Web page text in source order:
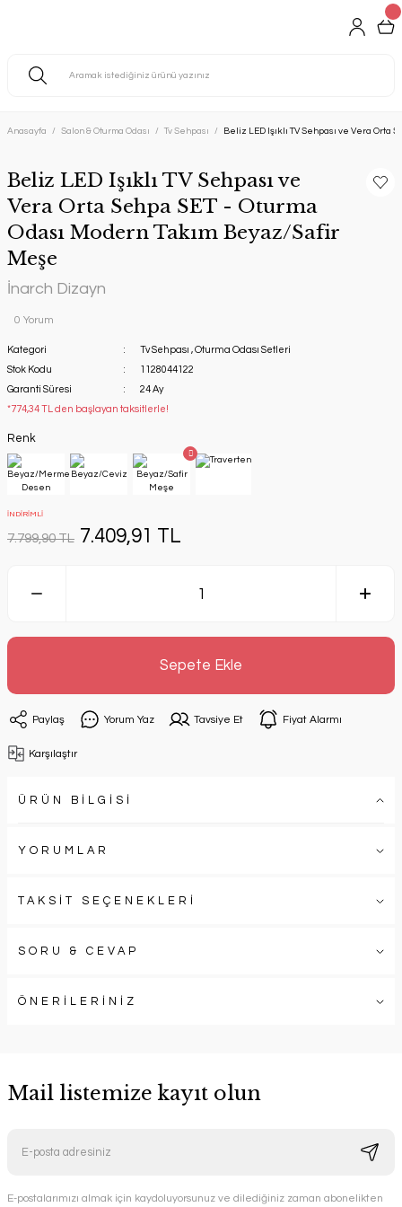
Anasayfa Salon & Oturma Odası Tv Sehpası Beliz LED Işıklı TV Sehpası ve Vera Orta
Beliz LED Işıklı TV Sehpası ve
Vera Orta Sehpa SET - Oturma
Odası Modern Takım Beyaz/Safir
Meşe
İnarch Dizayn
0 Yorum
Kategori Tv Sehpası ,Oturma Odası Setleri
Stok Kodu
1128044122
Garanti Süresi
24 Ay
*774,34 TL den başlayan taksitlerle!
Renk
İNDİRİMLİ
7.799,90 TL 7.409,91 TL
Sepete Ekle
Paylaş Yorum Yaz Tavsiye Et Fiyat Alarmı
Karşılaştır
ÜRÜN BİLGİSİ
YORUMLAR
TAKSİT SEÇENEKLERİ
SORU & CEVAP
ÖNERİLERİNİZ
Mail listemize kayıt olun
E-postalarımızı almak için kaydoluyorsunuz ve dilediğiniz zaman abonelikten